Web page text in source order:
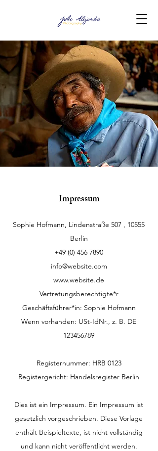
Impressum
Sophie Hofmann, Lindenstraße 507 , 10555
Berlin
+49 (0) 456 7890
info@website.com
www.website.de
Vertretungsberechtigte*r
Geschäftsführer*in: Sophie Hofmann
Wenn vorhanden: USt-IdNr., z. B. DE
123456789
Registernummer: HRB 0123
Registergericht: Handelsregister Berlin
Dies ist ein Impressum. Ein Impressum ist
gesetzlich vorgeschrieben. Diese Vorlage
enthält Beispieltexte, ist nicht vollständig
und kann nicht veröffentlicht werden.